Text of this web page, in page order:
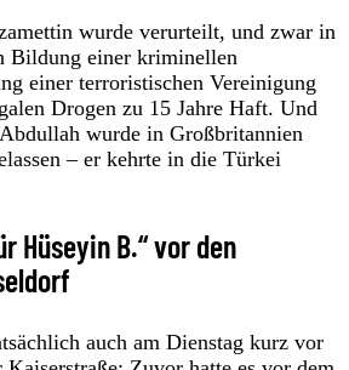
wurde verurteilt, und zwar in
Bildung einer kriminellen
einer terroristischen Vereinigung
Drogen zu 15 Jahre Haft. Und
wurde in Großbritannien
– er kehrte in die Türkei
Hüseyin B.“ vor den
auch am Dienstag kurz vor